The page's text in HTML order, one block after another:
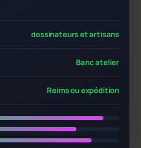
dessinateurs et artisans
Banc atelier
Reims ou expédition